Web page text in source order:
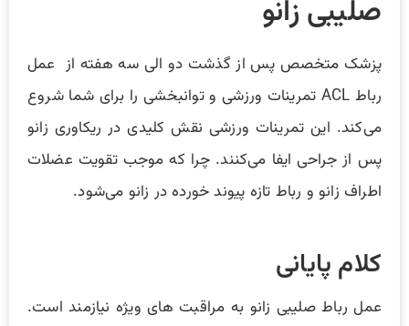
صلیبی زانو
پزشک متخصص پس از گذشت دو الی سه هفته از عمل
رباط ACL تمرینات ورزشی و توانبخشی را برای شما شروع
می‌کند. این تمرینات ورزشی نقش کلیدی در ریکاوری زانو
پس از جراحی ایفا می‌کنند. چرا که موجب تقویت عضلات
اطراف زانو و رباط تازه پیوند خورده در زانو می‌شود.
کلام پایانی
عمل رباط صلیبی زانو به مراقبت های ویژه نیازمند است.